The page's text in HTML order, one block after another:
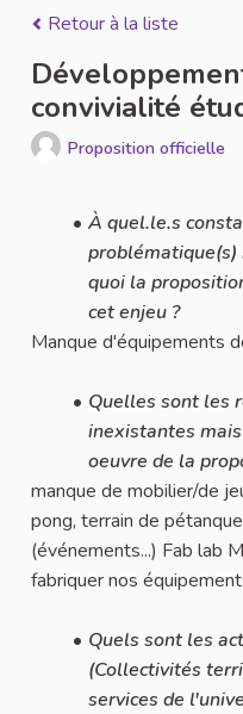
Retour à la liste
convivialité
Proposition officielle
À quel.le.s
problématique(s)
quoi la
cet enjeu ?
Manque d'équipements
Quelles sont les
inexistantes
oeuvre de la
manque de mobilier/de
pong, terrain de
(événements...) Fab lab
fabriquer nos
Quels sont les
(Collectivités
services de